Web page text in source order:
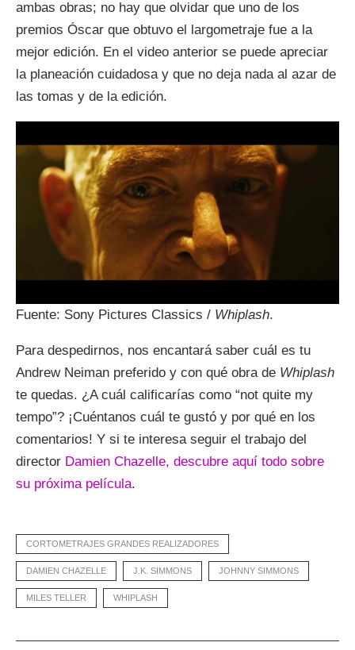
ambas obras; no hay que olvidar que uno de los
premios Óscar que obtuvo el largometraje fue a la
mejor edición. En el video anterior se puede apreciar
la planeación cuidadosa y que no deja nada al azar de
las tomas y de la edición.
Fuente: Sony Pictures Classics / Whiplash.
Para despedirnos, nos encantará saber cuál es tu
Andrew Neiman preferido y con qué obra de Whiplash
te quedas. ¿A cuál calificarías como “not quite my
tempo”? ¡Cuéntanos cuál te gustó y por qué en los
comentarios! Y si te interesa seguir el trabajo del
director Damien Chazelle, descubre aquí todo sobre
su próxima película.
CORTOMETRAJES GRANDES REALIZADORES
DAMIEN CHAZELLE J.K. SIMMONS JOHNNY SIMMONS
MILES TELLER WHIPLASH